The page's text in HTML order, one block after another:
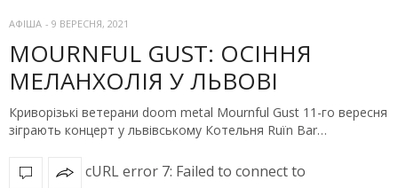
АФІША - 9 ВЕРЕСНЯ, 2021
MOURNFUL GUST: ОСІННЯ
МЕЛАНХОЛІЯ У ЛЬВОВІ
Криворізькі ветерани doom metal Mournful Gust 11-го вересня
зіграють концерт у львівському Котельня Ruїn Bar…
cURL error 7: Failed to connect to